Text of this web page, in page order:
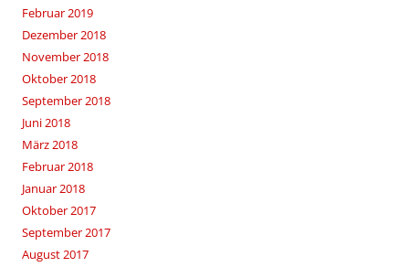
Februar 2019
Dezember 2018
November 2018
Oktober 2018
September 2018
Juni 2018
März 2018
Februar 2018
Januar 2018
Oktober 2017
September 2017
August 2017